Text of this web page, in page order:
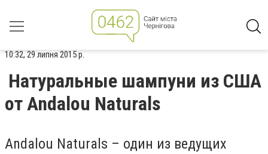
10:32, 29 липня 2015 р.
Натуральные шампуни из США
от Andalou Naturals
Andalou Naturals – один из ведущих